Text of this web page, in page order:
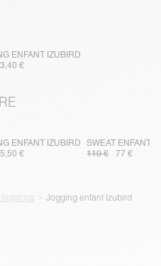
ENFANT IZUBIRD
€
ENFANT IZUBIRD
€
SWEAT ENFANT
110 €
77 €
Jogging enfant Izubird